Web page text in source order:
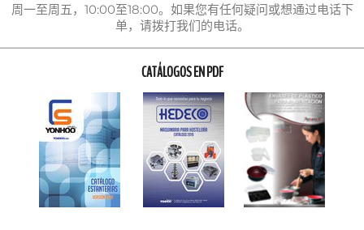
周一至周五，10:00至18:00。如果您有任何疑问或想通过电话下
单，请拨打我们的电话。
CATÁLOGOS EN PDF